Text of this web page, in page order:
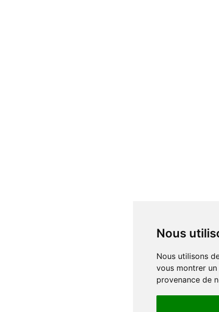
Nous
Nous utilisons des cookies et d'autres technologies de suivi pour améliorer votre expérience de navigation sur notre site, pour
vous montrer
provenance de